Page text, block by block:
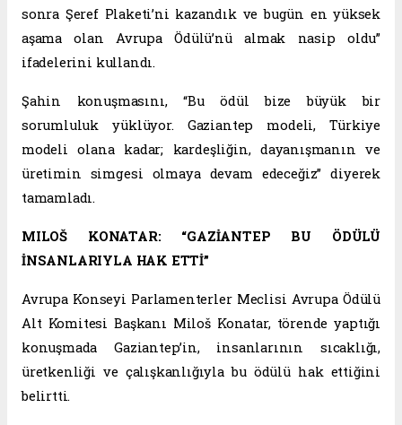
sonra Şeref Plaketi’ni kazandık ve bugün en yüksek
aşama olan Avrupa Ödülü’nü almak nasip oldu”
ifadelerini kullandı.
Şahin konuşmasını, “Bu ödül bize büyük bir
sorumluluk yüklüyor. Gaziantep modeli, Türkiye
modeli olana kadar; kardeşliğin, dayanışmanın ve
üretimin simgesi olmaya devam edeceğiz” diyerek
tamamladı.
MILOŠ KONATAR: “GAZİANTEP BU ÖDÜLÜ
İNSANLARIYLA HAK ETTİ”
Avrupa Konseyi Parlamenterler Meclisi Avrupa Ödülü
Alt Komitesi Başkanı Miloš Konatar, törende yaptığı
konuşmada Gaziantep’in, insanlarının sıcaklığı,
üretkenliği ve çalışkanlığıyla bu ödülü hak ettiğini
belirtti.